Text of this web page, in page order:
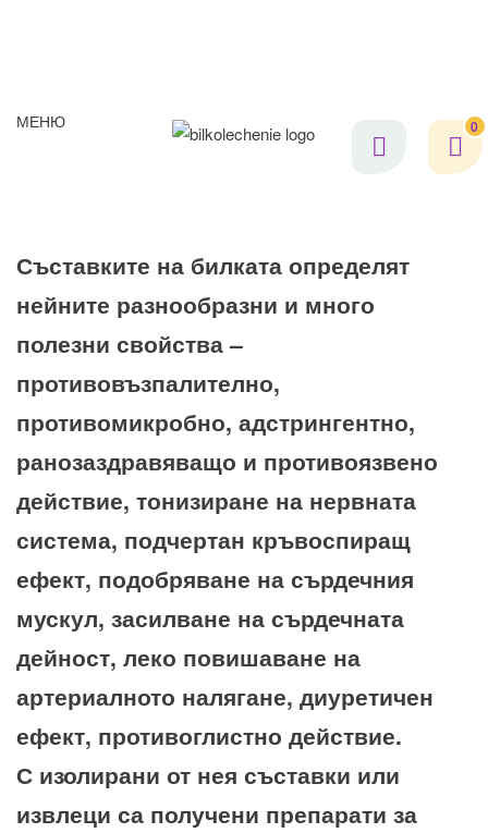
МЕНЮ 0
Съставките на билката определят
нейните разнообразни и много
полезни свойства –
противовъзпалително,
противомикробно, адстрингентно,
ранозаздравяващо и противоязвено
действие, тонизиране на нервната
система, подчертан кръвоспиращ
ефект, подобряване на сърдечния
мускул, засилване на сърдечната
дейност, леко повишаване на
артериалното налягане, диуретичен
ефект, противоглистно действие.
С изолирани от нея съставки или
извлеци са получени препарати за